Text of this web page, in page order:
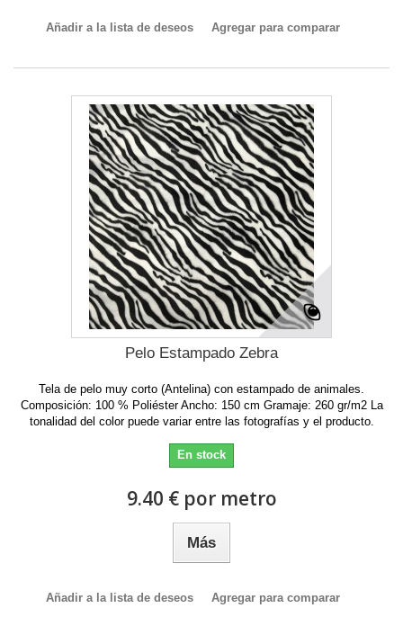
Añadir a la lista de deseos Agregar para comparar
Pelo Estampado Zebra
Tela de pelo muy corto (Antelina) con estampado de animales.
Composición: 100 % Poliéster Ancho: 150 cm Gramaje: 260 gr/m2 La
tonalidad del color puede variar entre las fotografías y el producto.
En stock
9.40 € por metro
Más
Añadir a la lista de deseos Agregar para comparar